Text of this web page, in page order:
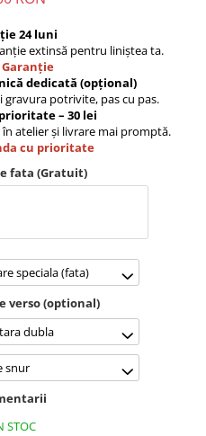
24 luni
extinsă pentru liniștea ta.
Garanție
dedicată (opțional)
gravura potrivite, pas cu pas.
– 30 lei
atelier și livrare mai promptă.
cu prioritate
fata (Gratuit)
speciala (fata)
verso (optional)
dubla
snur
STOC